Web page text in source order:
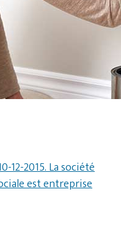
12-2015. La société
est entreprise